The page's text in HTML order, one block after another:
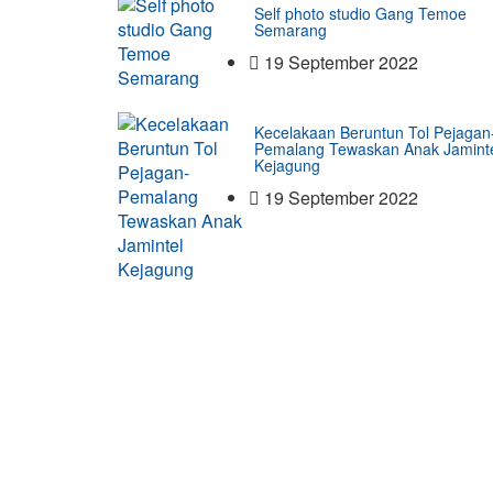
Self photo studio Gang Temoe
Semarang
19 September 2022
Kecelakaan Beruntun Tol
Pemalang Tewaskan Anak
Kejagung
19 September 2022